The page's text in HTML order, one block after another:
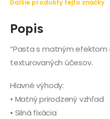
Ďalšie produkty tejto značky
Popis
“Pasta s matným
texturovaných účesov.
Hlavné výhody:
• Matný prirodzený vzhľad
• Silná fixácia